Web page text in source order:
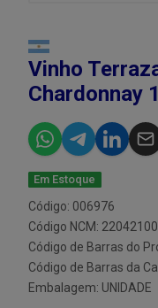
Vinho
Chardonnay
Em Estoque
Código: 006976
Código NCM: 22042100
Código de Barras do
Código de Barras da
Embalagem: UNIDADE